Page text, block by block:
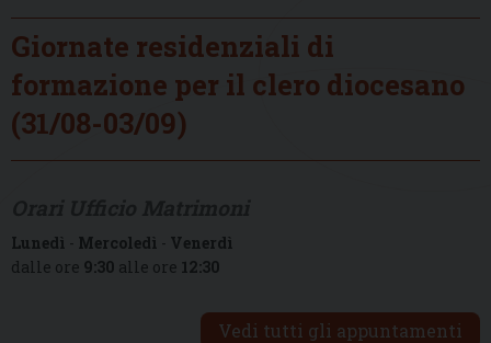
Giornate residenziali di
formazione per il clero diocesano
(31/08-03/09)
Lunedì - Mercoledì - Venerdì
dalle ore 9:30 alle ore 12:30
Vedi tutti gli appuntamenti